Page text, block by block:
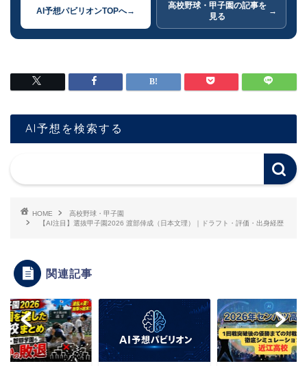
AI予想パビリオンTOPへ→
高校野球・甲子園の記事を
見る
→
AI予想を検索する
HOME
高校野球・甲子園
【AI注目】選抜甲子園2026 渡部倖成（日本文理）｜ドラフト・評価・出身経歴
関連記事